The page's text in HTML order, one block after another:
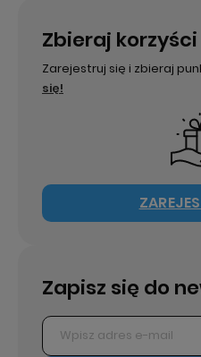
Zbieraj korzyści
Zarejestruj się i zbieraj
się!
Zapisz się do